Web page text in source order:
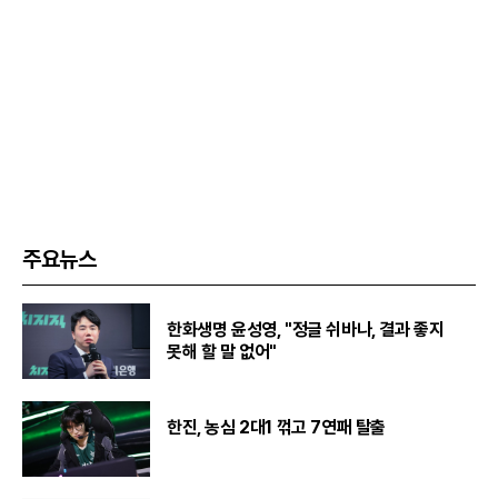
주요뉴스
한화생명 윤성영, "정글 쉬바나, 결과 좋지
못해 할 말 없어"
한진, 농심 2대1 꺾고 7연패 탈출